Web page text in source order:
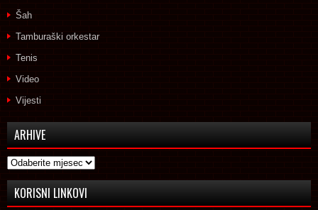
Šah
Tamburaški orkestar
Tenis
Video
Vijesti
ARHIVE
Arhive
KORISNI LINKOVI